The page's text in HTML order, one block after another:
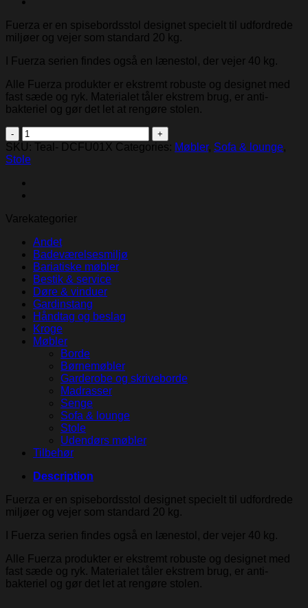
Fuerza er en spisebordsstol designet specielt til udfordrede
miljøer og vejer som standard 20 kg.
I Fuerza serien findes også en lænestol, der vejer 40 kg.
Alle Fuerza produkter er ekstremt robuste og designet med
fast sæde og ryk. Materialet tåler ekstrem brug, er anti-
bakteriel og gør det let at rengøre stolen.
Teal
Fuerza
Spisebordsstol
SKU: Teal- DCFU01X Categories: Møbler, Sofa & lounge,
Stole
Varekategorier
Andet
Badeværelsesmiljø
Bariatiske møbler
Bestik & service
Døre & vinduer
Gardinstang
Håndtag og beslag
Kroge
Møbler
Borde
Børnemøbler
Garderobe og skriveborde
Madrasser
Senge
Sofa & lounge
Stole
Udendørs møbler
Tilbehør
Description
Fuerza er en spisebordsstol designet specielt til udfordrede
miljøer og vejer som standard 20 kg.
I Fuerza serien findes også en lænestol, der vejer 40 kg.
Alle Fuerza produkter er ekstremt robuste og designet med
fast sæde og ryk. Materialet tåler ekstrem brug, er anti-
bakteriel og gør det let at rengøre stolen.